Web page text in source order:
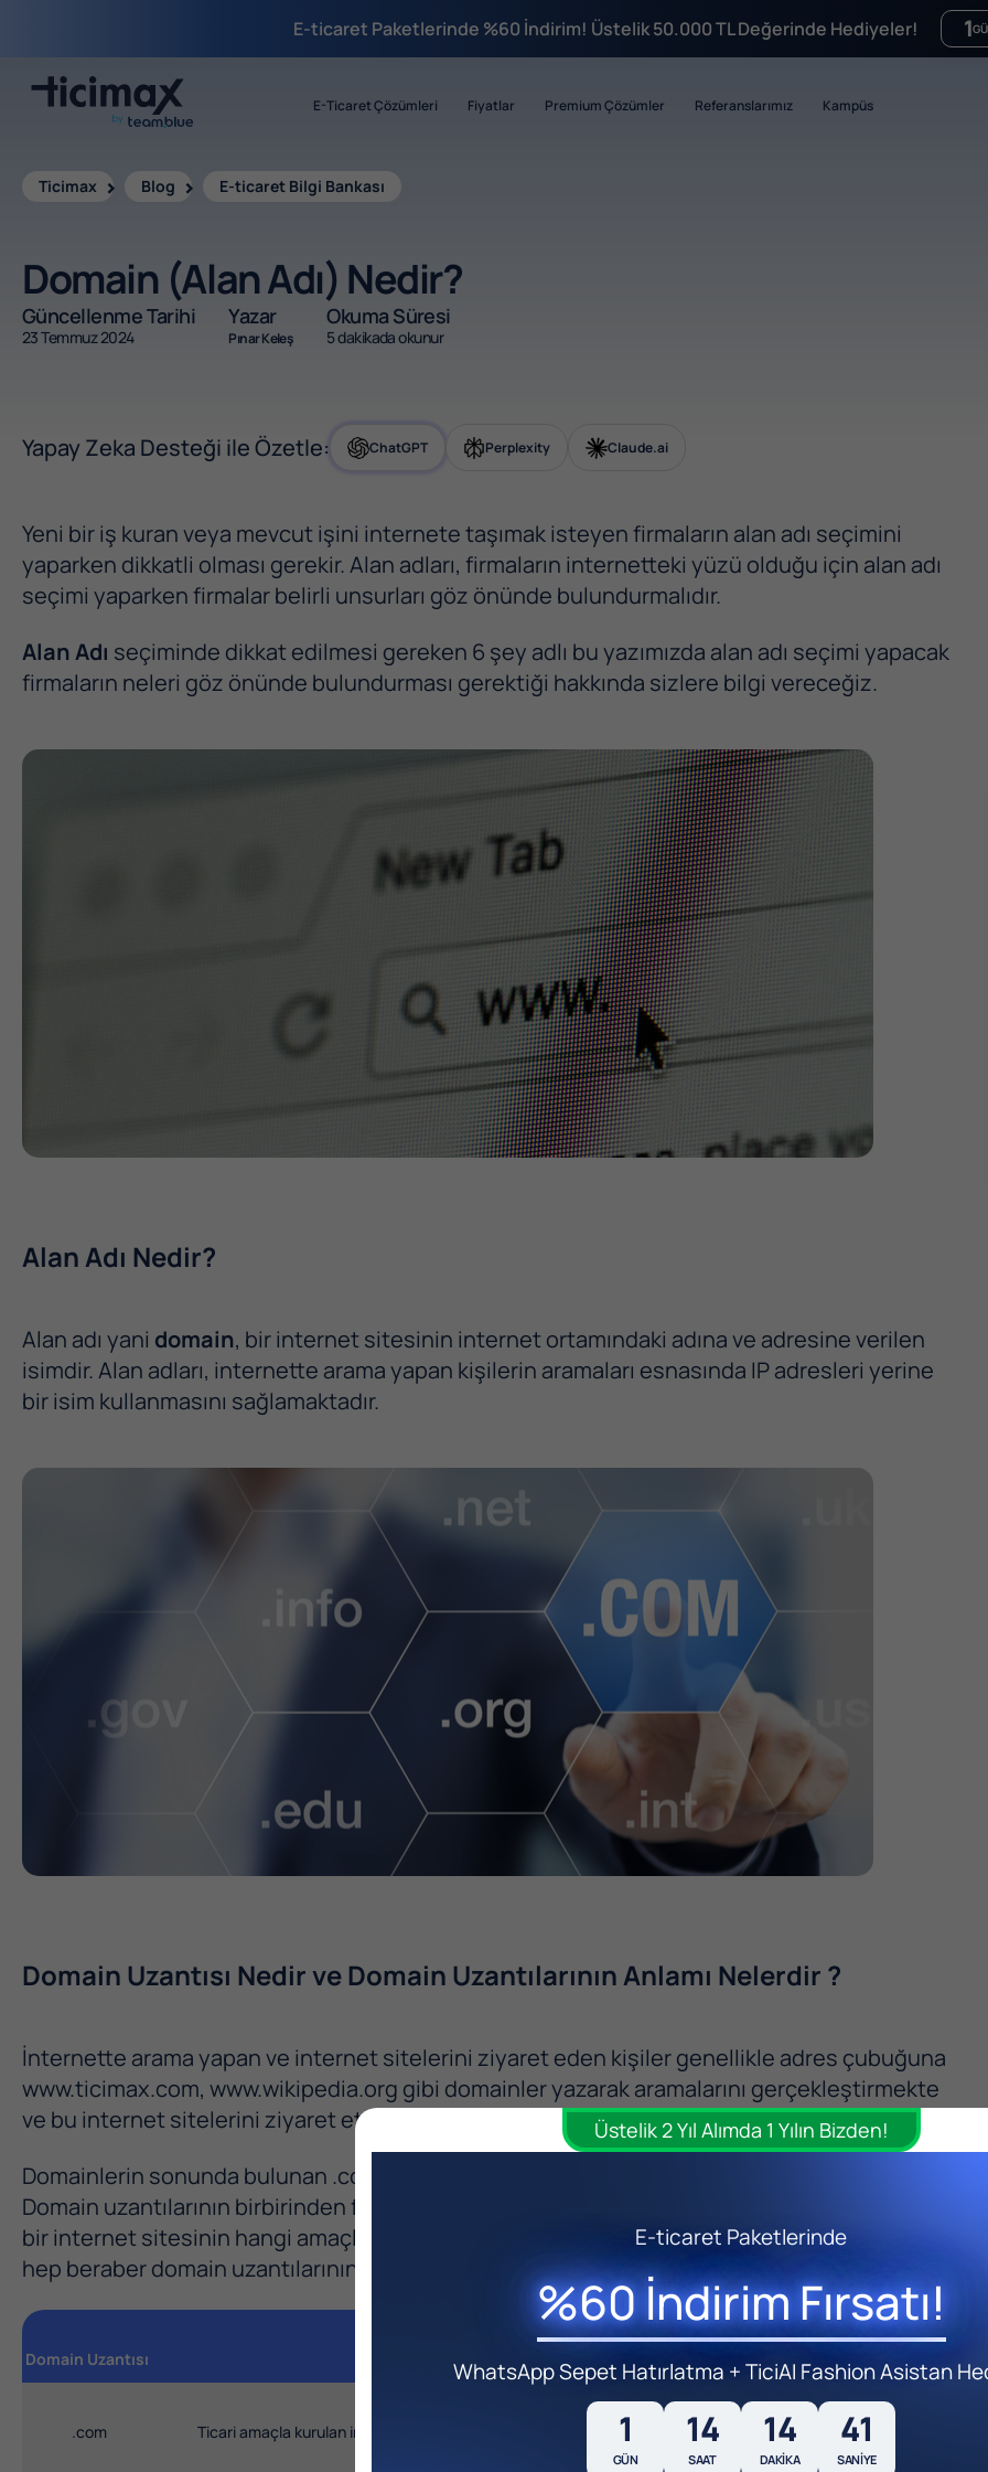
E-ticaret Paketlerinde %60 İndirim! Üstelik 50.000 TL Değerinde Hediyeler! 1
E-Ticaret Çözümleri Fiyatlar Premium Çözümler Referanslarımız Kampüs
Ticimax Blog E-ticaret Bilgi Bankası
Domain (Alan Adı) Nedir?
Güncellenme Tarihi
23 Temmuz 2024
Yazar
Pınar Keleş
Okuma Süresi
5 dakikada okunur
Yapay Zeka Desteği ile Özetle: ChatGPT Perplexity Claude.ai
Yeni bir iş kuran veya mevcut işini internete taşımak isteyen firmaların alan adı seçimini
yaparken dikkatli olması gerekir. Alan adları, firmaların internetteki yüzü olduğu için alan adı
seçimi yaparken firmalar belirli unsurları göz önünde bulundurmalıdır.
Alan Adı seçiminde dikkat edilmesi gereken 6 şey adlı bu yazımızda alan adı seçimi yapacak
firmaların neleri göz önünde bulundurması gerektiği hakkında sizlere bilgi vereceğiz.
Alan Adı Nedir?
Alan adı yani domain, bir internet sitesinin internet ortamındaki adına ve adresine verilen
isimdir. Alan adları, internette arama yapan kişilerin aramaları esnasında IP adresleri yerine
bir isim kullanmasını sağlamaktadır.
Domain Uzantısı Nedir ve Domain Uzantılarının Anlamı Nelerdir ?
İnternette arama yapan ve internet sitelerini ziyaret eden kişiler genellikle adres çubuğuna
www.ticimax.com, www.wikipedia.org gibi domainler yazarak aramalarını gerçekleştirmekte
ve bu internet sitelerini ziyaret etmektedir.
Domainlerin sonunda bulunan .com, .org gibi uzantılara domain uzantısı adı verilmektedir.
Domain uzantılarının birbirinden farklı olmasında ise belirli unsurlar etkilidir. Domain uzantıları
bir internet sitesinin hangi amaçla kurulduğunu göstermek için kullanılmaktadır. Gelin şimdi
hep beraber domain uzantılarının anlamlarına bir göz atalım.
Domain Uzantısı Anlamı
.com Ticari amaçla kurulan internet sitelerinde kullanılır. Commercial kelimesinin ilk üç harfinin kısaltılmasıdır.
E-ticaret Paketlerinde
%60 İndirim Fırsatı!
WhatsApp Sepet Hatırlatma + TiciAI Fashion Asistan
Üstelik 2 Yıl Alımda 1 Yılın Bizden!
1
GÜN
14
SAAT
14
DAKIKA
39
SANIYE